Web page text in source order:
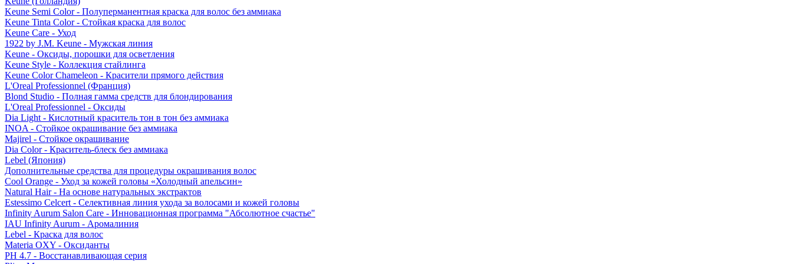
Keune Semi Color - Полуперманентная краска для волос без аммиака
Keune Tinta Color - Стойкая краска для волос
Keune Care - Уход
1922 by J.M. Keune - Мужская линия
Keune - Оксиды, порошки для осветления
Keune Style - Коллекция стайлинга
Keune Color Chameleon - Красители прямого действия
L'Oreal Professionnel (Франция)
Blond Studio - Полная гамма средств для блондирования
L'Oreal Professionnel - Оксиды
Dia Light - Кислотный краситель тон в тон без аммиака
INOA - Стойкое окрашивание без аммиака
Majirel - Стойкое окрашивание
Dia Color - Краситель-блеск без аммиака
Lebel (Япония)
Дополнительные средства для процедуры окрашивания волос
Cool Orange - Уход за кожей головы «Холодный апельсин»
Natural Hair - На основе натуральных экстрактов
Estessimo Celcert - Селективная линия ухода за волосами и кожей головы
Infinity Aurum Salon Care - Инновационная программа "Абсолютное счастье"
IAU Infinity Aurum - Аромалиния
Lebel - Краска для волос
Materia OXY - Оксиданты
PH 4.7 - Восстанавливающая серия